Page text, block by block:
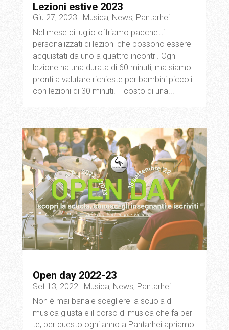
Lezioni estive 2023
Giu 27, 2023 Musica, News, Pantarhei
Nel mese di luglio offriamo pacchetti
personalizzati di lezioni che possono essere
acquistati da uno a quattro incontri. Ogni
lezione ha una durata di 60 minuti, ma siamo
pronti a valutare richieste per bambini piccoli
con lezioni di 30 minuti. Il costo di una...
Open day 2022-23
Set 13, 2022| Musica, News, Pantarhei
Non è mai banale scegliere la scuola di
musica giusta e il corso di musica che fa per
te, per questo ogni anno a Pantarhei apriamo